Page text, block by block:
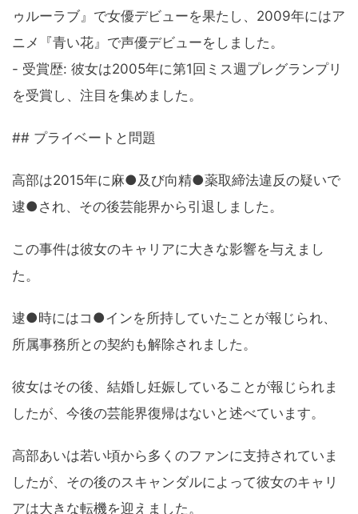
ゥルーラブ』で女優デビューを果たし、2009年にはア
ニメ『青い花』で声優デビューをしました。
- 受賞歴: 彼女は2005年に第1回ミス週プレグランプリ
を受賞し、注目を集めました。
## プライベートと問題
高部は2015年に麻●及び向精●薬取締法違反の疑いで
逮●され、その後芸能界から引退しました。
この事件は彼女のキャリアに大きな影響を与えまし
た。
逮●時にはコ●インを所持していたことが報じられ、
所属事務所との契約も解除されました。
彼女はその後、結婚し妊娠していることが報じられま
したが、今後の芸能界復帰はないと述べています。
高部あいは若い頃から多くのファンに支持されていま
したが、その後のスキャンダルによって彼女のキャリ
アは大きな転機を迎えました。